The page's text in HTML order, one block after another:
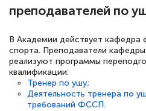
преподавателей по
В Академии действует кафедра
спорта. Преподаватели
реализуют программы
квалификации:
Тренер по ушу;
Деятельность тренера по
требований ФССП.